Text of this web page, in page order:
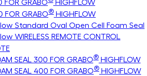
FOR GRABO
HIGHFLOW
FOR GRABO® HIGHFLOW
Standard Oval Open Cell Foam Seal
WIRELESS REMOTE CONTROL
SEAL 300 FOR GRABO® HIGHFLOW
SEAL 400 FOR GRABO® HIGHFLOW